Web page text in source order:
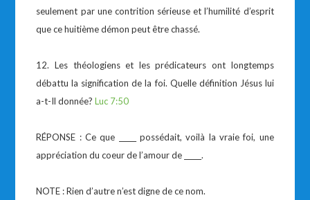
seulement par une contrition sérieuse et l’humilité d’esprit
que ce huitième démon peut être chassé.
12. Les théologiens et les prédicateurs ont longtemps
débattu la signification de la foi. Quelle définition Jésus lui
a-t-Il donnée?Luc 7:50
RÉPONSE : Ce que _____ possédait, voilà la vraie foi, une
appréciation du coeur de l’amour de _____.
NOTE : Rien d’autre n’est digne de ce nom.